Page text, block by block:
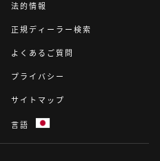
ス
法的情報
正規ディーラー検索
よくあるご質問
プライバシー
サイトマップ
言語